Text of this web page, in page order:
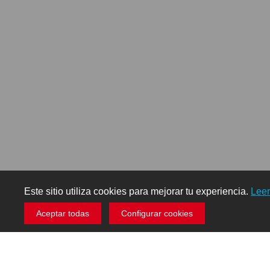
Este sitio utiliza cookies para mejorar tu experiencia.
Aceptar todas Configurar cookies